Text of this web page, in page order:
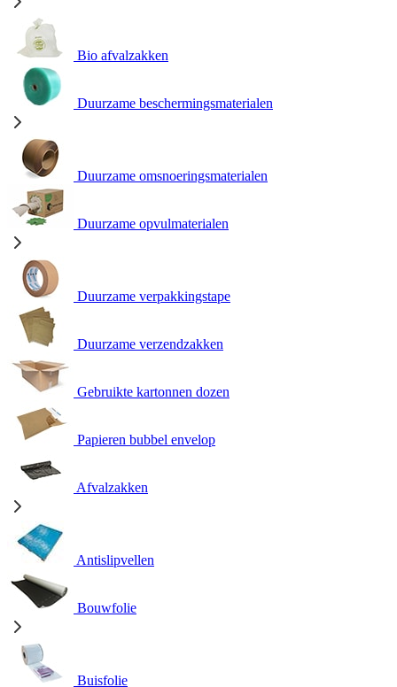
Bio afvalzakken
Duurzame beschermingsmaterialen
Duurzame omsnoeringsmaterialen
Duurzame opvulmaterialen
Duurzame verpakkingstape
Duurzame verzendzakken
Gebruikte kartonnen dozen
Papieren bubbel envelop
Afvalzakken
Antislipvellen
Bouwfolie
Buisfolie